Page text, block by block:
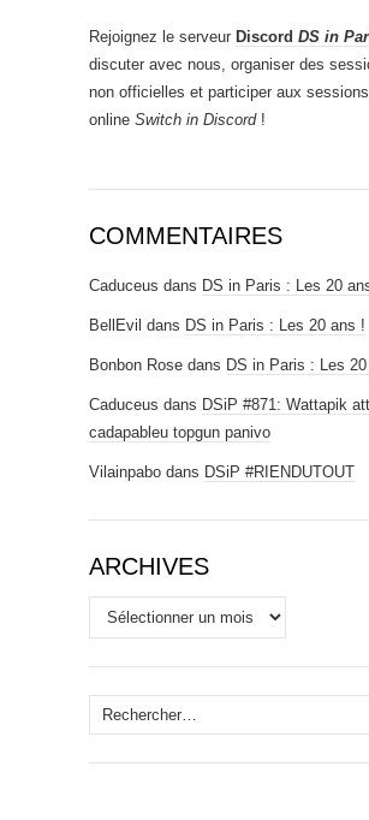
Rejoignez le serveur Discord DS in
discuter avec nous, organiser des
non officielles et participer aux
online Switch in Discord!
COMMENTAIRES
Caduceus dans DS in Paris : Les 20
BellEvil dans DS in Paris : Les 20 ans !
Bonbon Rose dans DS in Paris : Les
Caduceus dans DSiP #871: Wattapik
cadapableu topgun panivo
Vilainpabo dans DSiP #RIENDUTOUT
ARCHIVES
Archives
Rechercher :